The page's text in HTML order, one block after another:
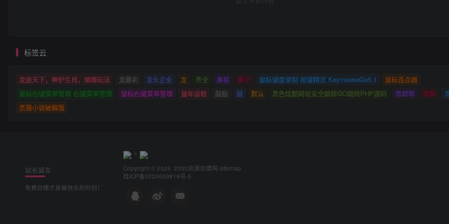
标签云
龙途天下，神炉生肖，熔铸玩法 龙最初 龙头企业 龙 齐全 鼻祖 鼻子 鼠标键盘录制 按键精灵 KeymouseGo5.1
鼠标连点器
鼠标右键菜单管理 右键菜单管理
鼠标右键菜单管理 鼠年运程 鼓励 鼓 默认 黑色炫酷网址安全跳转GO跳转PHP源码 黑群晖 黑群
黑猫小说破解版
站长留言
免费白嫖才是最快乐的时刻！
Copyright © 2025· 2030资源白嫖网 sitemap
桂ICP备2020009819号-5